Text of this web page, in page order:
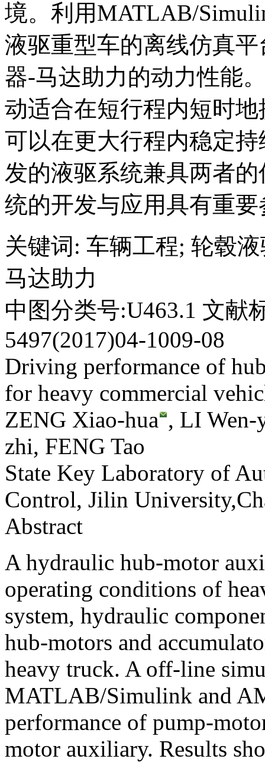
境。利用MATLAB/
液驱重型车的离线仿真
器-马达助力的动力性能
动适合在短行程内短时
可以在更大行程内稳定
发的液驱系统兼具两者
统的开发与应用具有重
关键词 : 车辆工程; 轮毂
马达助力
中图分类号:U463.1 文献
5497(2017)04-1009-08
Driving performance of
for heavy commercial
ZENG Xiao-hua , LI Wen-
zhi, FENG Tao
State Key Laboratory of
Control, Jilin
Abstract
A hydraulic hub-motor
operating conditions of
system, hydraulic
hub-motors and
heavy truck. A off-line
MATLAB/Simulink and
performance of pump-
motor auxiliary. Results